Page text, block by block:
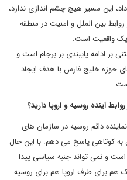
این مسیر هیچ چشم اندازی ندارد،
بین الملل و امنیت در منطقه
یک واقعیت است.
بر ادامه پایبندی بر برجام است و
حوزه خلیج فارس با هدف ایجاد
دائم روسیه در سازمان های
به کوتاهی پاسخ می دهم. با این حال
و نمی تواند جنبه سیاسی پیدا
هم برای طرف اروپا هم برای روسیه